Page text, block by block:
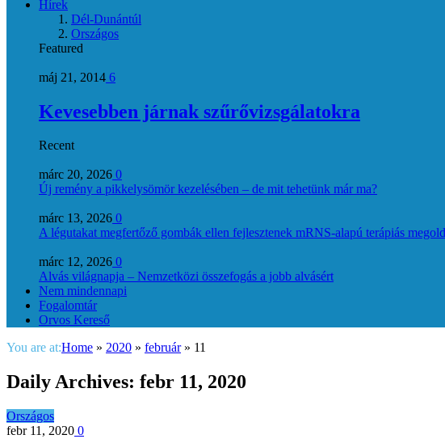
Hírek
Dél-Dunántúl
Országos
Featured
máj 21, 2014 6
Kevesebben járnak szűrővizsgálatokra
Recent
márc 20, 2026 0
Új remény a pikkelysömör kezelésében – de mit tehetünk már ma?
márc 13, 2026 0
A légutakat megfertőző gombák ellen fejlesztenek mRNS-alapú terápiás
márc 12, 2026 0
Alvás világnapja – Nemzetközi összefogás a jobb alvásért
Nem mindennapi
Fogalomtár
Orvos Kereső
You are at:Home » 2020 » február » 11
Daily Archives: febr 11, 2020
Országos
febr 11, 2020 0